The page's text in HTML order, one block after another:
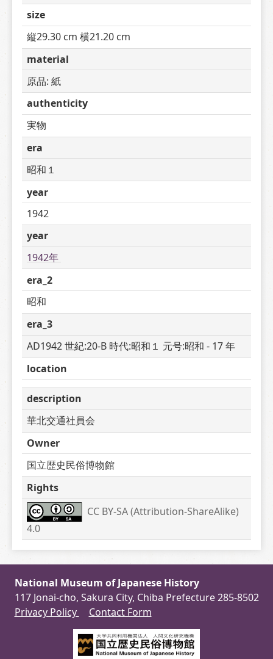
size
縦29.30 cm 横21.20 cm
material
原品: 紙
authenticity
実物
era
昭和１
year
1942
year
1942年
era_2
昭和
era_3
AD1942 世紀:20-B 時代:昭和１ 元号:昭和 - 17 年
location
description
華北交通社員会
Owner
国立歴史民俗博物館
Rights
CC BY-SA (Attribution-ShareAlike)
4.0
National Museum of Japanese History
117 Jonai-cho, Sakura City, Chiba Prefecture 285-8502
Privacy Policy
Contact Form